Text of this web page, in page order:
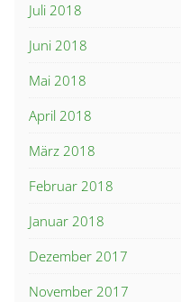
Juli 2018
Juni 2018
Mai 2018
April 2018
März 2018
Februar 2018
Januar 2018
Dezember 2017
November 2017